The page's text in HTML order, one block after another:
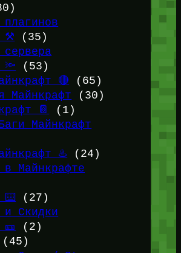
плагинов
⚒️ (35)
сервера
🔦 (53)
🔴 (65)
Майнкрафт (30)
📔
(1)
Майнкрафт
♨️ (24)
в Майнкрафте
⌨️
(27)
и Скидки
🎫
(2)
(45)